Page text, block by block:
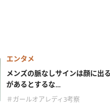
エンタメ
メンズの脈なしサインは顔に
があるとするな...
＃ガールオアレディ3考察